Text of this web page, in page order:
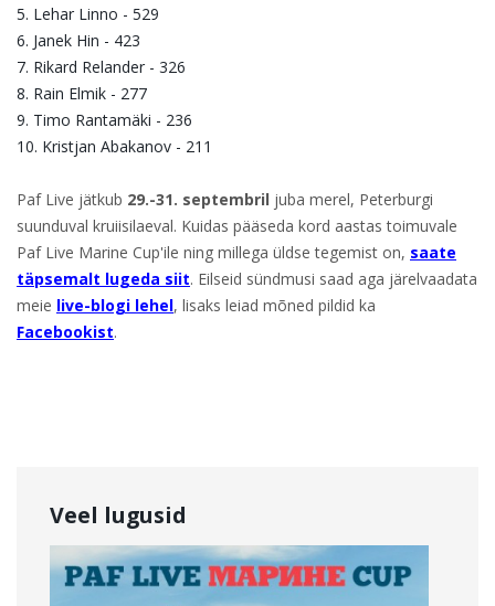
5. Lehar Linno - 529
6. Janek Hin - 423
7. Rikard Relander - 326
8. Rain Elmik - 277
9. Timo Rantamäki - 236
10. Kristjan Abakanov - 211
Paf Live jätkub 29.-31. septembril juba merel, Peterburgi
suunduval kruiisilaeval. Kuidas pääseda kord aastas toimuvale
Paf Live Marine Cup'ile ning millega üldse tegemist on, saate
täpsemalt lugeda siit. Eilseid sündmusi saad aga järelvaadata
meie live-blogi lehel, lisaks leiad mõned pildid ka
Facebookist.
Veel lugusid